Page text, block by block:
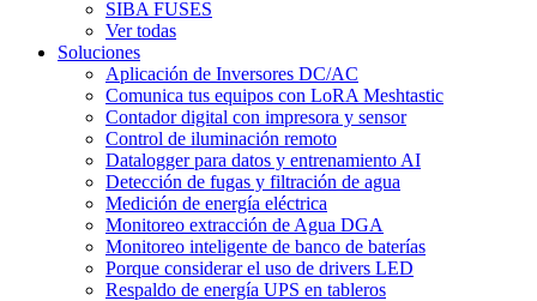
SIBA FUSES
Ver todas
Soluciones
Aplicación de Inversores DC/AC
Comunica tus equipos con LoRA Meshtastic
Contador digital con impresora y sensor
Control de iluminación remoto
Datalogger para datos y entrenamiento AI
Detección de fugas y filtración de agua
Medición de energía eléctrica
Monitoreo extracción de Agua DGA
Monitoreo inteligente de banco de baterías
Porque considerar el uso de drivers LED
Respaldo de energía UPS en tableros